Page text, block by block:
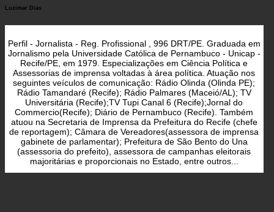
Luzimar Dias
Perfil - Jornalista - Reg. Profissional , 996 DRT/PE. Graduada em
Jornalismo pela Universidade Católica de Pernambuco - Unicap -
Recife/PE, em 1979. Especializações em Ciência Política e
Assessorias de imprensa voltadas à área política. Atuação nos
seguintes veículos de comunicação: Rádio Olinda (Olinda PE);
Rádio Tamandaré (Recife); Rádio Palmares (Maceió/AL); TV
Universitária (Recife);TV Tupi Canal 6 (Recife);Jornal do
Commercio(Recife); Diário de Pernambuco (Recife). Também
atuou na Secretaria de Imprensa da Prefeitura do Recife (chefe
de reportagem); Câmara de Vereadores(assessora de imprensa
gabinete de parlamentar); Prefeitura de São Bento do Una
(assessoria do prefeito), assessora de campanhas eleitorais
majoritárias e proporcionais no Estado, entre outros...